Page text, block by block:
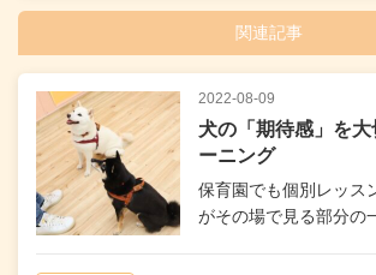
関連記事
2022-08-09
犬の「期待感」を
ーニング
保育園でも個別レッス
がその場で見る部分の